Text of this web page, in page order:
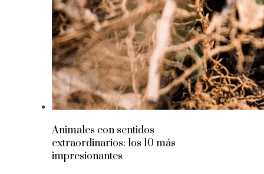
Animales con sentidos
extraordinarios: los 10 más
impresionantes